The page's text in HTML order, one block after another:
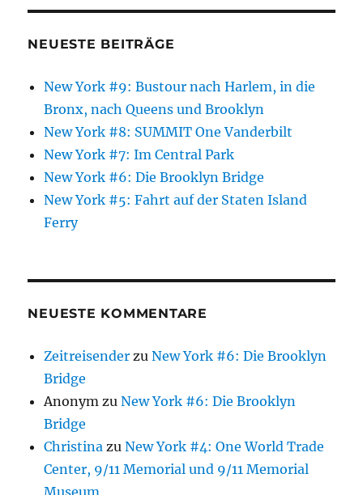
NEUESTE BEITRÄGE
New York #9: Bustour nach Harlem, in die
Bronx, nach Queens und Brooklyn
New York #8: SUMMIT One Vanderbilt
New York #7: Im Central Park
New York #6: Die Brooklyn Bridge
New York #5: Fahrt auf der Staten Island
Ferry
NEUESTE KOMMENTARE
Zeitreisender zuNew York #6: Die Brooklyn
Bridge
Anonym zuNew York #6: Die Brooklyn
Bridge
Christina zuNew York #4: One World Trade
Center, 9/11 Memorial und 9/11 Memorial
Museum